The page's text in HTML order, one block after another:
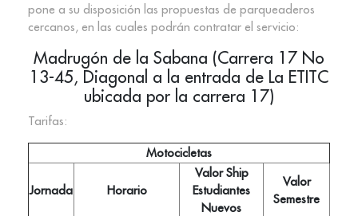
pone a su disposición las propuestas de parqueaderos
cercanos, en las cuales podrán contratar el servicio:
Madrugón de la Sabana (Carrera 17 No
13-45, Diagonal a la entrada de La ETITC
ubicada por la carrera 17)
Tarifas:
Motocicletas
Jornada Horario
Valor Ship
Estudiantes
Nuevos
Valor
Semestre